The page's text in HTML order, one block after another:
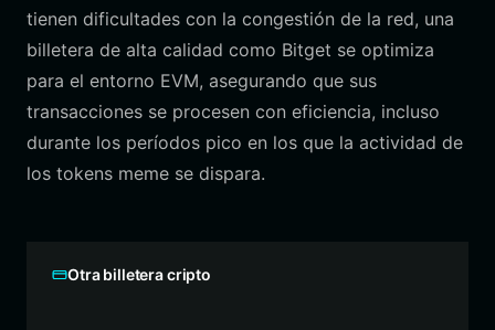
tienen dificultades con la congestión de la red, una
billetera de alta calidad como Bitget se optimiza
para el entorno EVM, asegurando que sus
transacciones se procesen con eficiencia, incluso
durante los períodos pico en los que la actividad de
los tokens meme se dispara.
Otra billetera cripto